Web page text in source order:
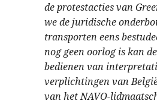
de protestacties van
we de juridische
transporten eens
nog geen oorlog is kan
bedienen van
verplichtingen van
van het NAVO-